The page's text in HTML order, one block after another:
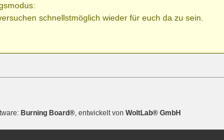
schnellstmöglich wieder für euch da zu sein.
Burning Board®, entwickelt von WoltLab® GmbH